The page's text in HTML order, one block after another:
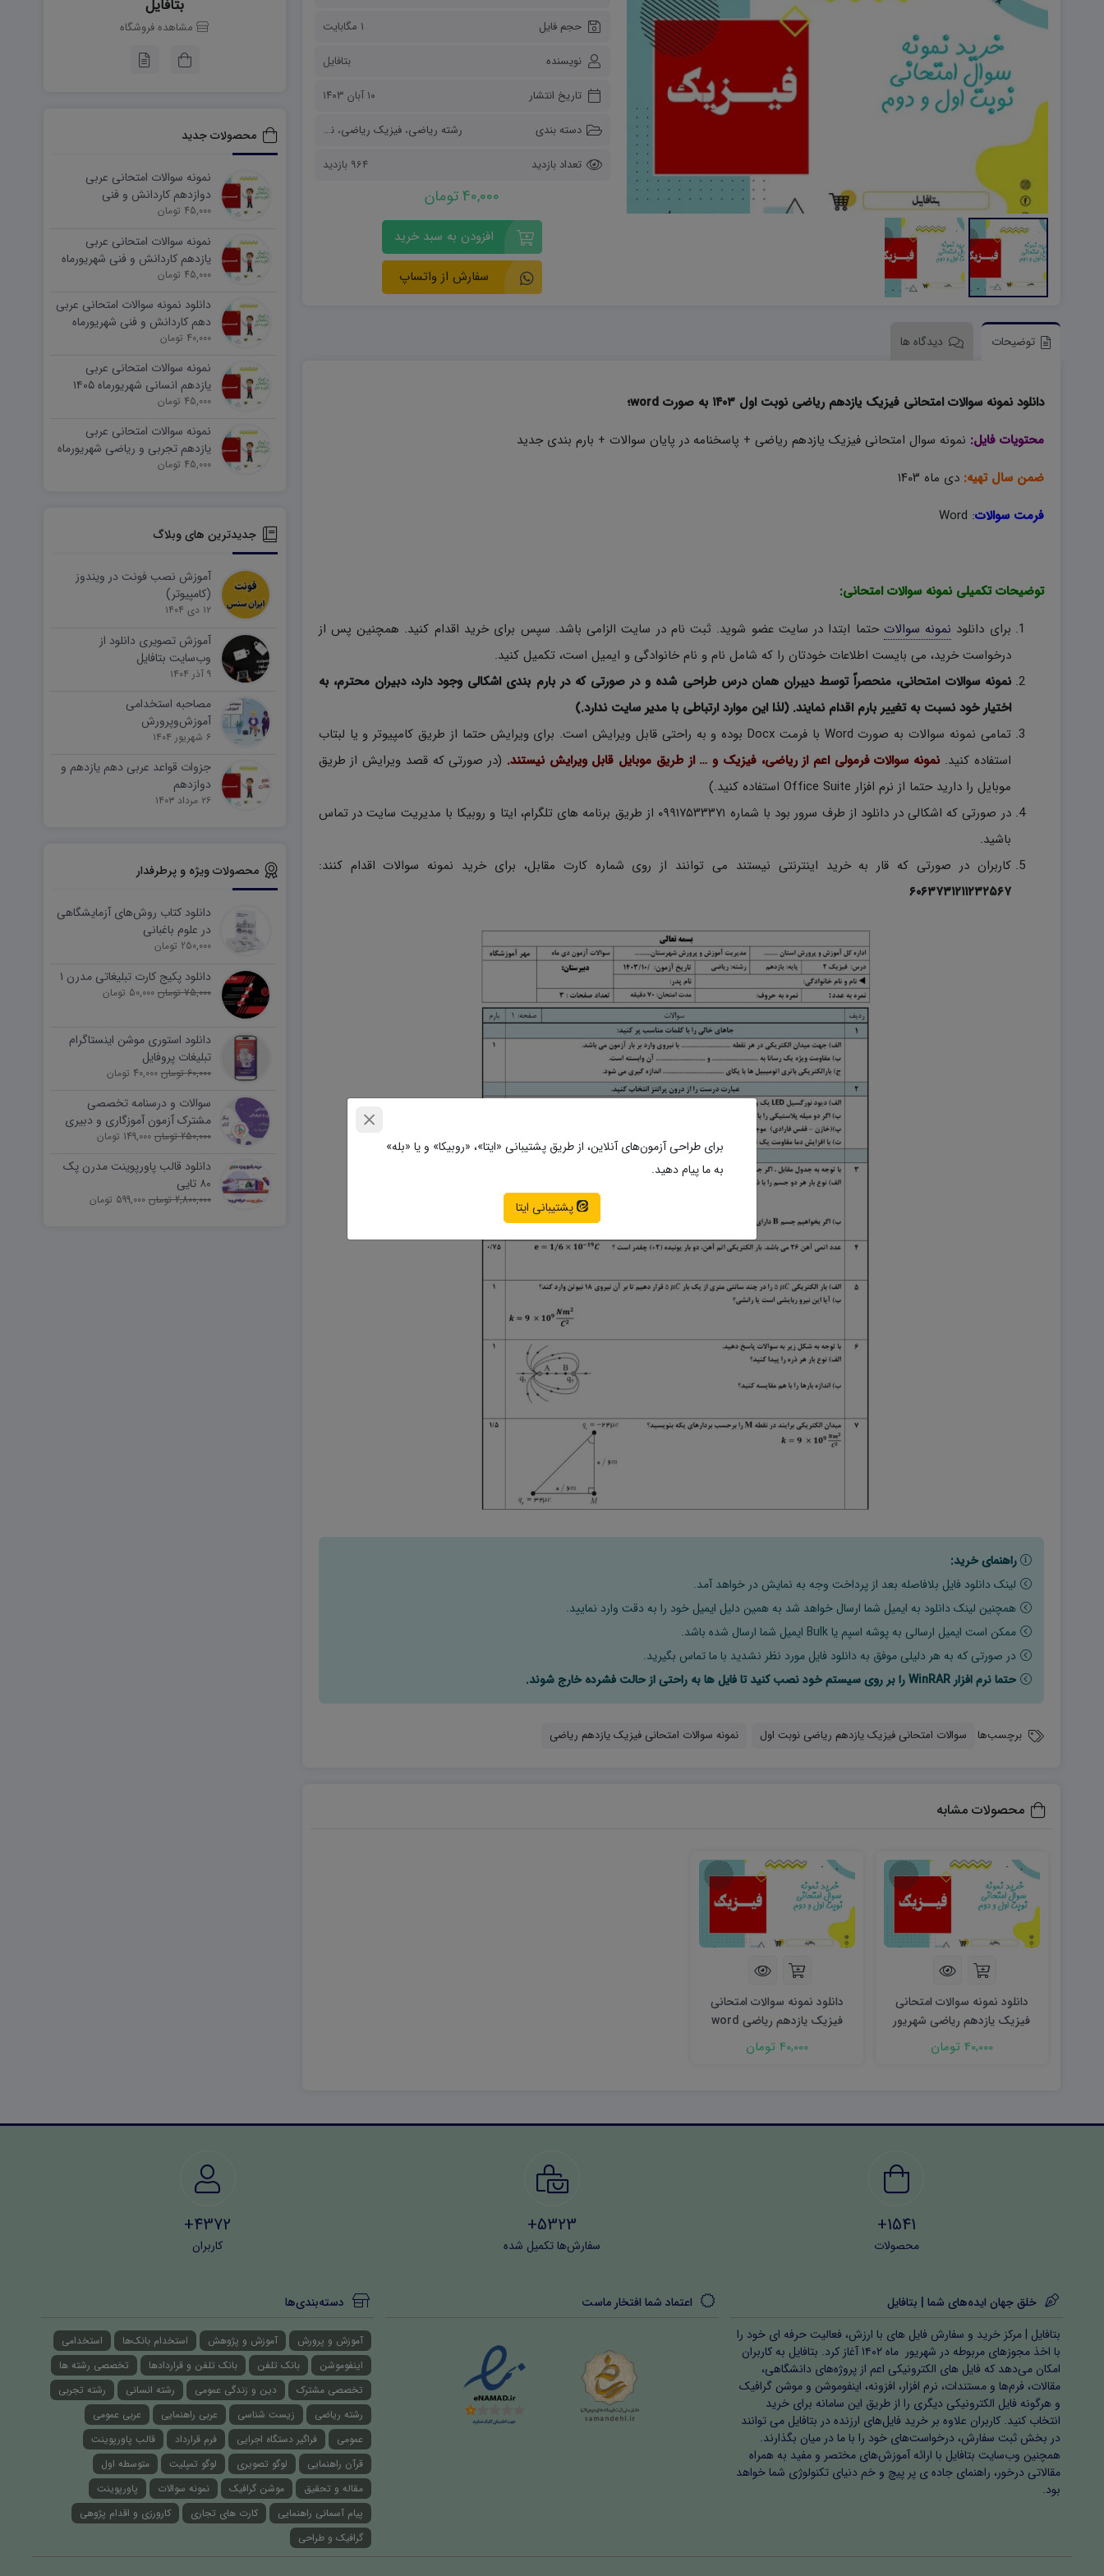
دفاعی دهم
هویت اجتماعی
آمادگی دفاعی دهم W
آمادگی دفاعی ۱۰ D
حجم فایل
1 مگابایت
نویسنده
بتافایل
تاریخ انتشار
۱۰ آبان ۱۴۰۳
دسته بندی
رشته ریاضی،فیزیک ریاضی،نمونه سوالات
تعداد بازدید
964 بازدید
40,000 تومان
افزودن به سبد خرید
سفارش از واتساپ
توضیحات دیدگاه ها
دانلود نمونه سوالات امتحانی فیزیک یازدهم ریاضی نوبت اول ۱۴۰۳ به صورت word؛
محتویات فایل: نمونه سوال امتحانی فیزیک یازدهم ریاضی + پاسخنامه در پایان سوالات + بارم بندی جدید
ضمن سال تهیه: دی ماه ۱۴۰۳
فرمت سوالات:
توضیحات تکمیلی نمونه سوالات امتحانی:
برای دانلود نمونه سوالات حتما ابتدا در سایت عضو شوید. ثبت نام در سایت الزامی باشد. سپس برای خرید اقدام کنید. همچنین پس از
درخواست خرید، می بایست اطلاعات خودتان را که شامل نام و نام خانوادگی و ایمیل است، تکمیل کنید.
نمونه سوالات امتحانی، منحصراً توسط دیبران همان درس طراحی شده و در صورتی که در بارم بندی اشکالی وجود دارد، دبیران محترم، به
اختیار خود نسبت به تغییر بارم اقدام نمایند. (لذا این موارد ارتباطی با مدیر سایت ندارد.)
تمامی نمونه سوالات به صورت Word با فرمت Docx بوده و به راحتی قابل ویرایش است. برای ویرایش حتما از طریق کامپیوتر و یا لبتاب
استفاده کنید. نمونه سوالات فرمولی اعم از ریاضی، فیزیک و … از طریق موبایل قابل ویرایش نیستند. (در صورتی که قصد ویرایش از طریق
موبایل را دارید حتما از نرم افزار Office Suite استفاده کنید.)
در صورتی که اشکالی در دانلود از طرف سرور بود با شماره ۰۹۹۱۷۵۳۳۳۷۱ از طریق برنامه های تلگرام، ایتا و روبیکا با مدیریت سایت در تماس
باشید.
کاربران در صورتی که قار به خرید اینترنتی نیستند می توانند از روی شماره کارت مقابل، برای خرید نمونه سوالات اقدام کنند:
۶۰۶۳۷۳۱۲۱۱۲۳۲۵۶۷
راهنمای خرید:
لینک دانلود فایل بلافاصله بعد از پرداخت وجه به نمایش در خواهد آمد.
همچنین لینک دانلود به ایمیل شما ارسال خواهد شد به همین دلیل ایمیل خود را به دقت وارد نمایید.
ممکن است ایمیل ارسالی به پوشه اسپم یا Bulk ایمیل شما ارسال شده باشد.
در صورتی که به هر دلیلی موفق به دانلود فایل مورد نظر نشدید با ما تماس بگیرید.
حتما نرم افزار WinRAR را بر روی سیستم خود نصب کنید تا فایل ها به راحتی از حالت فشرده خارج شوند.
برچسب‌ها سوالات امتحانی فیزیک یازدهم ریاضی نوبت اول نمونه سوالات امتحانی فیزیک یازدهم ریاضی
محصولات مشابه
دانلود نمونه سوالات امتحانی
فیزیک یازدهم ریاضی شهریور
۱۴۰۳ word
40,000 تومان
دانلود نمونه سوالات امتحانی
فیزیک یازدهم ریاضی word
(نوبت دوم)
40,000 تومان
بتافایل
مشاهده فروشگاه
محصولات جدید
نمونه سوالات امتحانی عربی
دوازدهم کاردانش و فنی
شهریورماه ۱۴۰۵ word
45,000 تومان
نمونه سوالات امتحانی عربی
یازدهم کاردانش و فنی شهریورماه
۱۴۰۵ word
45,000 تومان
دانلود نمونه سوالات امتحانی عربی
دهم کاردانش و فنی شهریورماه
۱۴۰۵ word
40,000 تومان
نمونه سوالات امتحانی عربی
یازدهم انسانی شهریورماه ۱۴۰۵
word
45,000 تومان
نمونه سوالات امتحانی عربی
یازدهم تجربی و ریاضی شهریورماه
۱۴۰۵ word
45,000 تومان
جدیدترین های وبلاگ
آموزش نصب فونت در ویندوز
(کامپیوتر)
۱۲ دی ۱۴۰۴
آموزش تصویری دانلود از
وب‌سایت بتافایل
۹ آذر ۱۴۰۴
مصاحبه استخدامی
آموزش‌وپرورش
۶ شهریور ۱۴۰۴
جزوات قواعد عربی دهم یازدهم و
دوازدهم
۲۶ مرداد ۱۴۰۳
محصولات ویژه و پرطرفدار
دانلود کتاب روش‌های آزمایشگاهی
در علوم باغبانی
250,000 تومان
دانلود پکیج کارت تبلیغاتی مدرن ۱
75,000 تومان 50,000 تومان
دانلود استوری موشن اینستاگرام
تبلیغات پروفایل
60,000 تومان 40,000 تومان
سوالات و درسنامه تخصصی
مشترک آزمون آموزگاری و دبیری
250,000 تومان 149,000 تومان
دانلود قالب پاورپوینت مدرن پک
۸۰ تایی
2,800,000 تومان 599,000 تومان
1541+
محصولات
5323+
سفارش‌ها تکمیل شده
4372+
کاربران
خلق جهان ایده‌های شما | بتافایل
بتافایل | مرکز خرید و سفارش فایل های با ارزش، فعالیت حرفه ای خود را
با اخذ مجوزهای مربوطه در شهریور ماه ۱۴۰۲ آغاز کرد. بتافایل به کاربران
امکان می‌دهد که فایل های الکترونیکی اعم از پروژه‌های دانشگاهی،
مقالات، فرم‌ها و مستندات، نرم افزار، افزونه، اینفوموشن و موشن گرافیک
و هرگونه فایل الکترونیکی دیگری را از طریق این سامانه برای خرید
انتخاب کنید. کاربران علاوه بر خرید فایل‌های ارزنده در بتافایل می توانند
در بخش ثبت سفارش، درخواست‌های خود را با ما در میان بگذارند.
همچنین وب‌سایت بتافایل با ارائه آموزش‌های مختصر و مفید به همراه
مقالاتی درخور، راهنمای جاده ی پر پیچ و خم دنیای تکنولوژی شما خواهد
بود.
اعتماد شما افتخار ماست دسته‌بندی‌ها
آموزش و پرورش آموزش و پژوهش استخدام بانک‌ها
استخدامی
اینفوموشن
بانک تلفن بانک تلفن و قراردادها
تخصصی رشته ها
تخصصی مشترک
دین و زندگی عمومی رشته انسانی
رشته تجربی
رشته ریاضی
زیست شناسی عربی راهنمایی
عربی عمومی
عمومی
فراگیر دستگاه اجرایی فرم قرارداد
قالب پاورپوینت
قرآن راهنمایی
لوگو تصویری لوگو تمپلیت
متوسطه اول
مقاله و تحقیق
موشن گرافیک نمونه سوالات
پاورپوینت
پیام آسمانی راهنمایی
کارت های تجاری
کارورزی و اقدام پژوهی
گرافیک و طراحی
برای طراحی آزمون‌های آنلاین، از طریق پشتیبانی «ایتا»، «روبیکا» و یا «بله»
به ما پیام دهید.
پشتیبانی ایتا